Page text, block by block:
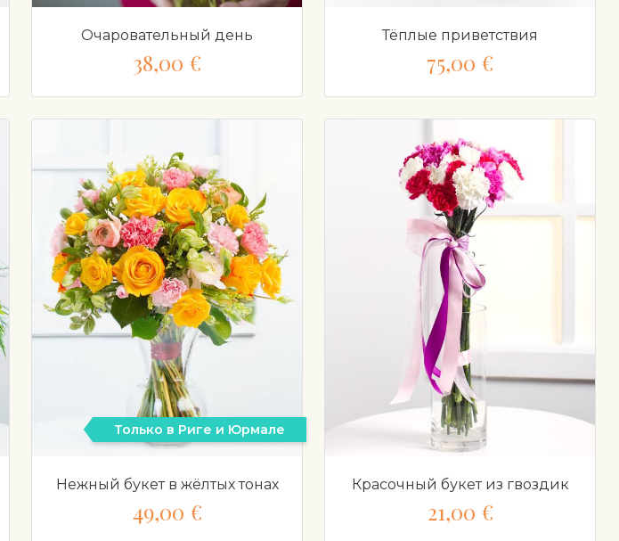
Очаровательный день
38,00 €
Тёплые приветствия
75,00 €
Только в Риге и Юрмале
Нежный букет в жёлтых тонах
49,00 €
Красочный букет из гвоздик
21,00 €